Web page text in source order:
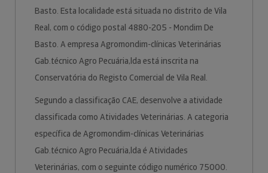
Basto. Esta localidade está situada no distrito de Vila
Real, com o código postal 4880-205 - Mondim De
Basto. A empresa Agromondim-clínicas Veterinárias
Gab.técnico Agro Pecuária,lda está inscrita na
Conservatória do Registo Comercial de Vila Real.
Segundo a classificação CAE, desenvolve a atividade
classificada como Atividades Veterinárias. A categoria
específica de Agromondim-clínicas Veterinárias
Gab.técnico Agro Pecuária,lda é Atividades
Veterinárias, com o seguinte código numérico 75000.